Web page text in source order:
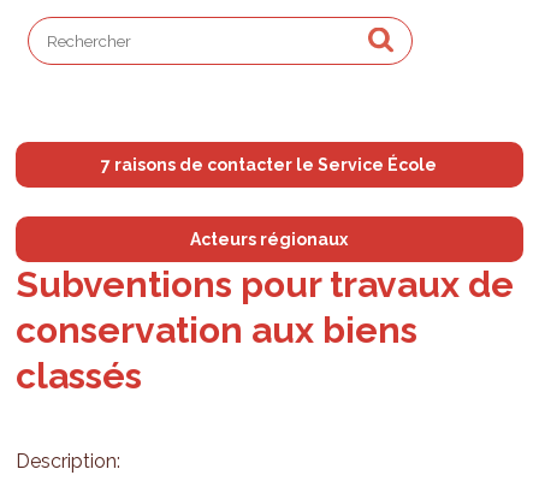
7 raisons de contacter le Service École
Acteurs régionaux
Subventions pour travaux de
conservation aux biens
classés
Description: